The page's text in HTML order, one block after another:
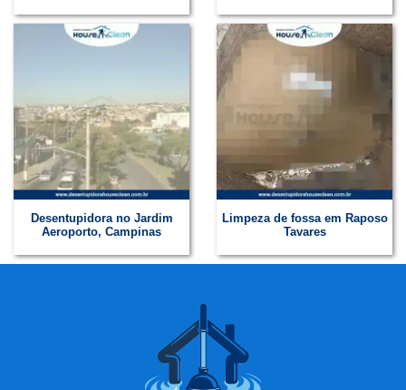
Desentupidora no Jardim
Aeroporto, Campinas
Limpeza de fossa em Raposo
Tavares